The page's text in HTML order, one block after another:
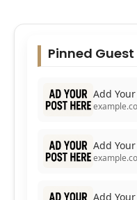
Pinned
Add
Add
Add